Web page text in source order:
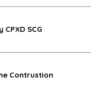
CPXD SCG
Contrustion